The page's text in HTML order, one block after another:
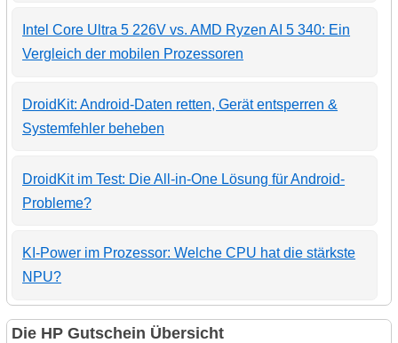
Intel Core Ultra 5 226V vs. AMD Ryzen AI 5 340: Ein
Vergleich der mobilen Prozessoren
DroidKit: Android-Daten retten, Gerät entsperren &
Systemfehler beheben
DroidKit im Test: Die All-in-One Lösung für Android-
Probleme?
KI-Power im Prozessor: Welche CPU hat die stärkste
NPU?
Die HP Gutschein Übersicht